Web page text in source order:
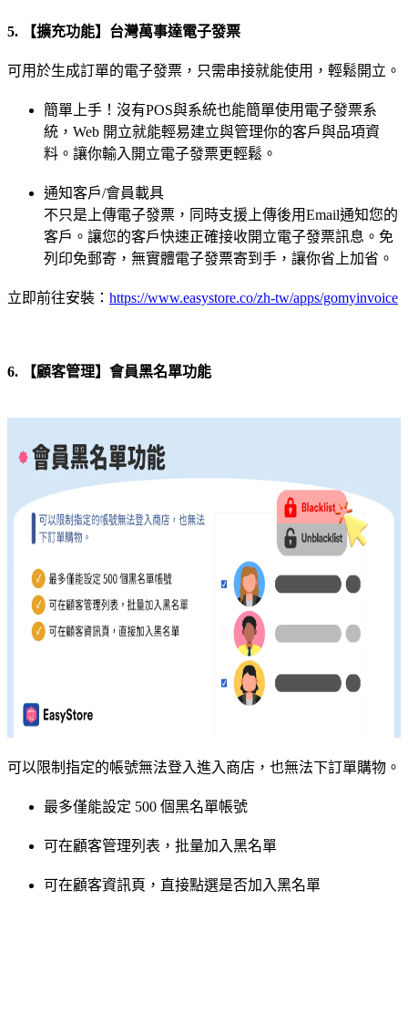
5. 【擴充功能】台灣萬事達電子發票
可用於生成訂單的電子發票，只需串接就能使用，輕鬆開立。
簡單上手！沒有POS與系統也能簡單使用電子發票系
統，Web 開立就能輕易建立與管理你的客戶與品項資
料。讓你輸入開立電子發票更輕鬆。
通知客戶/會員載具
不只是上傳電子發票，同時支援上傳後用Email通知您的
客戶。讓您的客戶快速正確接收開立電子發票訊息。免
列印免郵寄，無實體電子發票寄到手，讓你省上加省。
立即前往安裝： https://www.easystore.co/zh-tw/apps/gomyinvoice
6. 【顧客管理】會員黑名單功能
可以限制指定的帳號無法登入進入商店，也無法下訂單購物。
最多僅能設定 500 個黑名單帳號
可在顧客管理列表，批量加入黑名單
可在顧客資訊頁，直接點選是否加入黑名單